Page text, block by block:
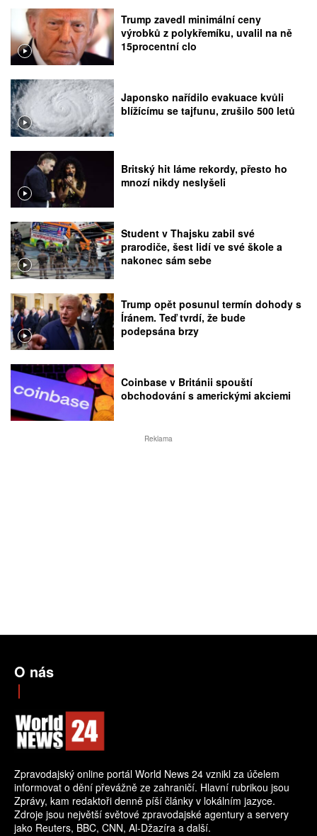
Trump zavedl minimální ceny
výrobků z polykřemíku, uvalil na ně
15procentní clo
Japonsko nařídilo evakuace kvůli
blížícímu se tajfunu, zrušilo 500 letů
Britský hit láme rekordy, přesto ho
mnozí nikdy neslyšeli
Student v Thajsku zabil své
prarodiče, šest lidí ve své škole a
nakonec sám sebe
Trump opět posunul termín dohody s
Íránem. Teď tvrdí, že bude
podepsána brzy
Coinbase v Británii spouští
obchodování s americkými akciemi
Reklama
O nás
Zpravodajský online portál World News 24 vznikl za účelem
informovat o dění převážně ze zahraničí. Hlavní rubrikou jsou
Zprávy, kam redaktoři denně píší články v lokálním jazyce.
Zdroje jsou největší světové zpravodajské agentury a servery
jako Reuters, BBC, CNN, Al-Džazíra a další.